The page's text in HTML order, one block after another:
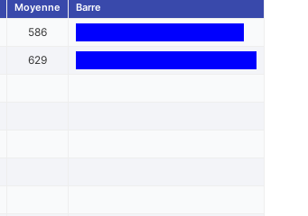
Moyenne Barre
586
629